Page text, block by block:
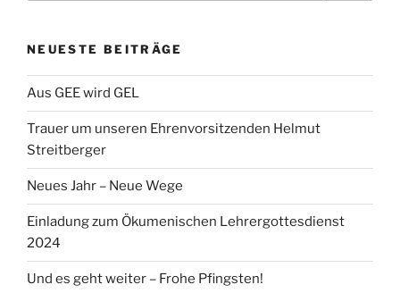
NEUESTE BEITRÄGE
Aus GEE wird GEL
Trauer um unseren Ehrenvorsitzenden Helmut
Streitberger
Neues Jahr – Neue Wege
Einladung zum Ökumenischen Lehrergottesdienst
2024
Und es geht weiter – Frohe Pfingsten!